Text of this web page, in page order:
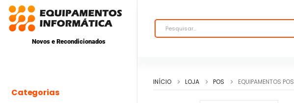
Novos e Recondicionados
INÍCIO LOJA POS EQUIPAMENTOS POS
Categorias